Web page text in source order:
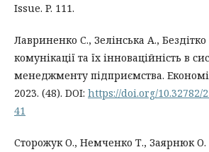
Issue. P. 111.
Лавриненко С., Зелінська А., Бездітко
комунікації та їх інноваційність в
менеджменту підприємства.
2023. (48). DOI: https://doi.org/10.32782/
41
Сторожук О., Немченко Т., Заярнюк О.